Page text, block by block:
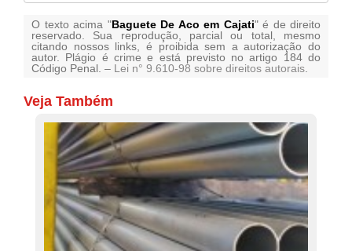
O texto acima "Baguete De Aco em Cajati" é de direito
reservado. Sua reprodução, parcial ou total, mesmo
citando nossos links, é proibida sem a autorização do
autor. Plágio é crime e está previsto no artigo 184 do
Código Penal. – Lei n° 9.610-98 sobre direitos autorais
Veja Também